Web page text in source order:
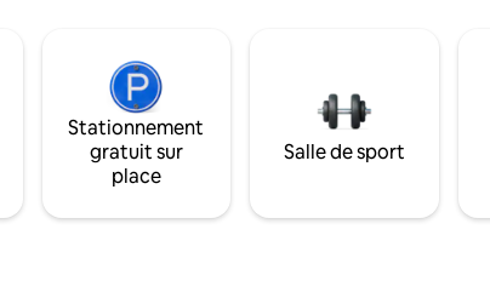
Stationnement
gratuit sur
place
Salle de sport